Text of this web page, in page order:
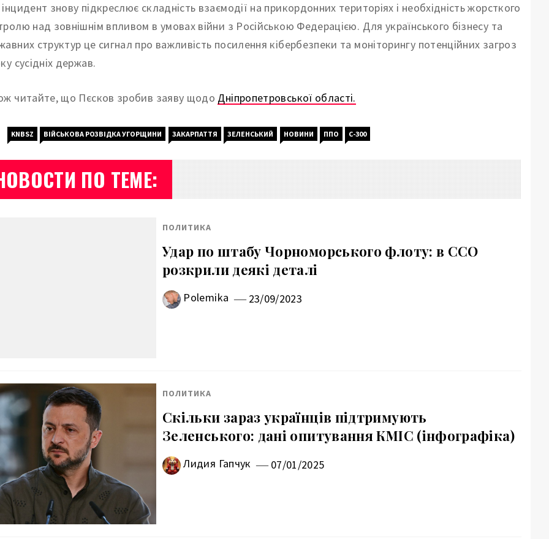
знову підкреслює складність взаємодії на прикордонних територіях і необхідність жорсткого
над зовнішнім впливом в умовах війни з Російською Федерацією. Для українського бізнесу та
структур це сигнал про важливість посилення кібербезпеки та моніторингу потенційних загроз
сусідніх держав.
читайте, що Пєсков зробив заяву щодо Дніпропетровської області.
KNBSZ ВІЙСЬКОВА РОЗВІДКА УГОРЩИНИ ЗАКАРПАТТЯ ЗЕЛЕНСЬКИЙ НОВИНИ ППО С-300
ПО ТЕМЕ:
ПОЛИТИКА
Удар по штабу Чорноморського флоту: в ССО
розкрили деякі деталі
Polemika 23/09/2023
ПОЛИТИКА
Скільки зараз українців підтримують
Зеленського: дані опитування КМІС (інфографіка)
Лидия Гапчук 07/01/2025